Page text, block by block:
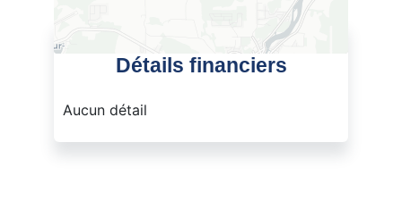
Détails financiers
Aucun détail